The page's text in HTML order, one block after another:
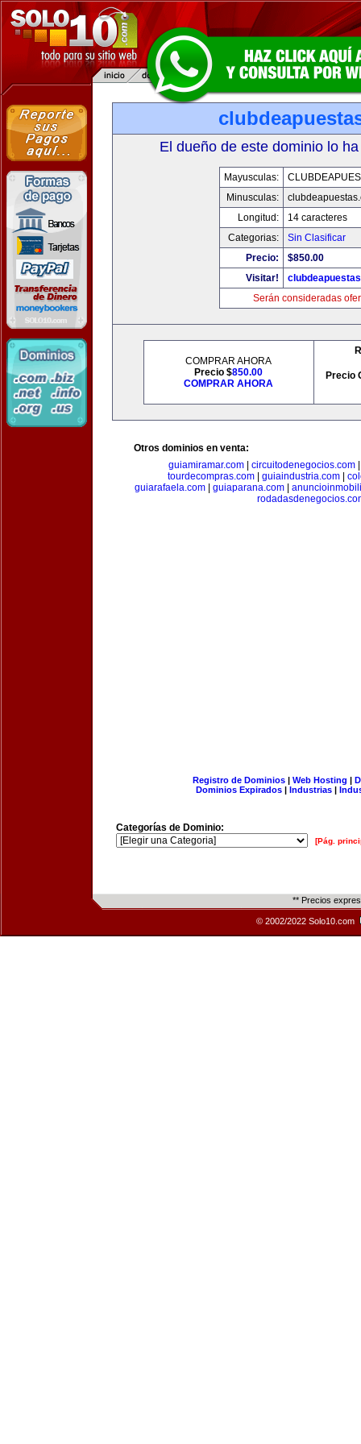
El dueño de este dominio lo
Mayusculas:
Minusculas:
Longitud:
14 caracteres
Categorias:
Sin Clasificar
Precio:
$850.00
Visitar!
Serán consideradas
COMPRAR AHORA
Precio $850.00
COMPRAR AHORA
Precio
Otros dominios en venta:
guiamiramar.com
circuitodenegocios.com
tourdecompras.com
guiaindustria.com
guiarafaela.com| guiaparana.com|
Registro de Dominios| Web Hosting |
Dominios Expirados | Industrias |
Categorías de Dominio:
[Pág.
** Precios
© 2002/2022 Solo10.com